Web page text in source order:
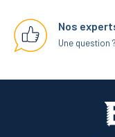
Nos
Une question